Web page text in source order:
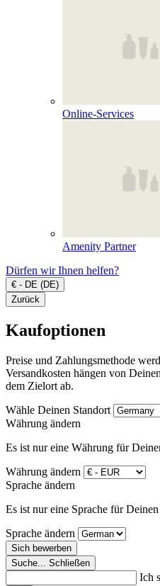
Online‑Services
Amenity Partner
Dürfen wir Ihnen helfen?
€ - DE (DE)
Zurück
Kaufoptionen
Preise und Zahlungsmethode
Versandkosten hängen von
dem Zielort ab.
Wähle Deinen Standort
Währung ändern
Es ist nur eine Währung für
Währung ändern
Sprache ändern
Es ist nur eine Sprache für
Sprache ändern
Sich bewerben
Suche...
Schließen
Ich